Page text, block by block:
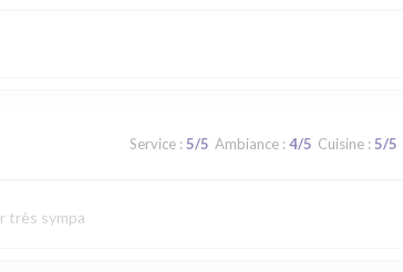
Service: 5/5 Ambiance: 4/5 Cuisine: 5/5
très sympa